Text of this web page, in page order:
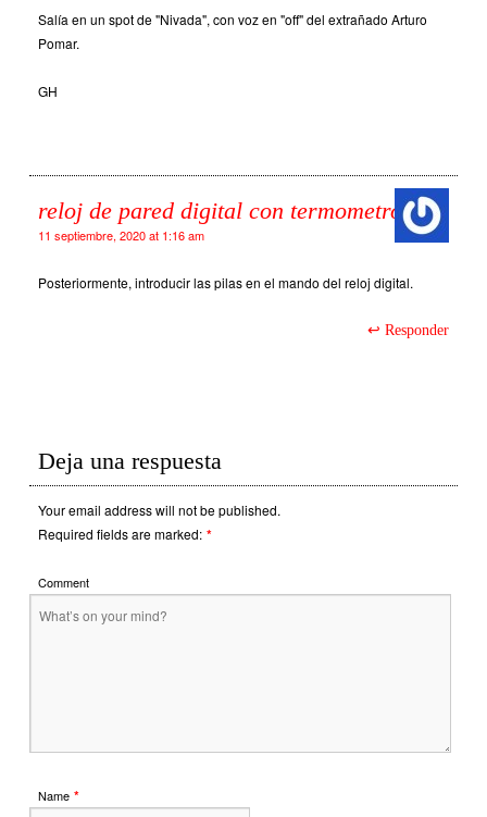
Salía en un spot de "Nivada", con voz en "off" del extrañado Arturo
Pomar.
GH
reloj de pared digital con termometro
11 septiembre, 2020 at 1:16 am
Posteriormente, introducir las pilas en el mando del reloj digital.
Responder
Deja una respuesta
Your email address will not be published.
Required fields are marked: *
Comment
Name *